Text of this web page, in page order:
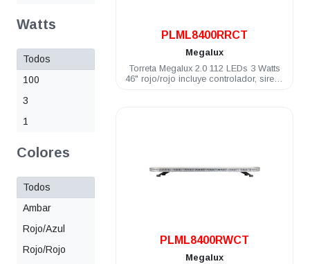
Watts
Todos
100
3
1
Colores
Todos
Ambar
Rojo/Azul
Rojo/Rojo
PLML8400RRCT
Megalux
Torreta Megalux 2.0 112 LEDs 3 Watts
46" rojo/rojo incluye controlador, sirena
PLML8400RWCT
Megalux